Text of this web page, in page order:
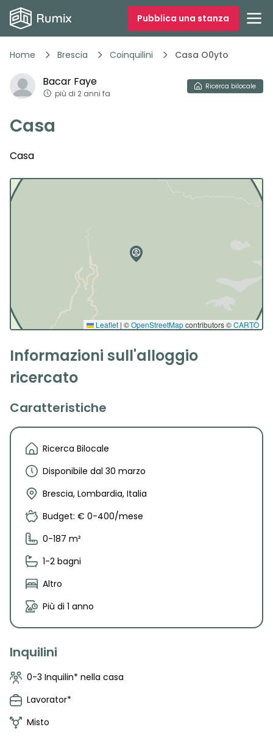
Pubblica una stanza
Home Brescia Coinquilini Casa O0yto
Bacar Faye
più di 2 anni fa
Ricerca bilocale
Casa
Casa
Leaflet | ©OpenStreetMapcontributors ©CARTO
Informazioni sull'alloggio
ricercato
Caratteristiche
Ricerca Bilocale
Disponibile dal 30 marzo
Brescia, Lombardia, Italia
Budget: € 0-400/mese
0-187 m²
1-2 bagni
Altro
Più di 1 anno
Inquilini
0-3 Inquilin* nella casa
Lavorator*
Misto